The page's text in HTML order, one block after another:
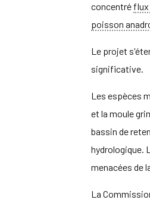
concentré
poisson
Le projet
significative.
Les espèces
et la moule
bassin de
hydrologique.
menacées de
La